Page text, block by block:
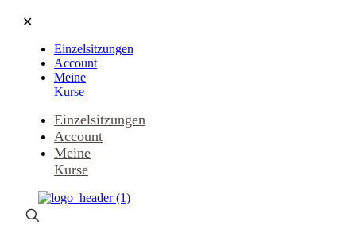
✕
Einzelsitzungen
Account
Meine
Kurse
Einzelsitzungen
Account
Meine
Kurse